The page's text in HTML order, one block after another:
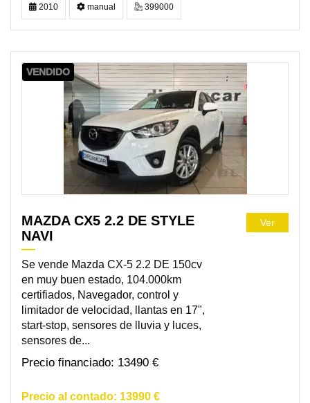
2010 manual 399000
VENDIDO
MAZDA CX5 2.2 DE STYLE
NAVI
Se vende Mazda CX-5 2.2 DE 150cv
en muy buen estado, 104.000km
certifiados, Navegador, control y
limitador de velocidad, llantas en 17",
start-stop, sensores de lluvia y luces,
sensores de...
13490 €
13990 €
Ver